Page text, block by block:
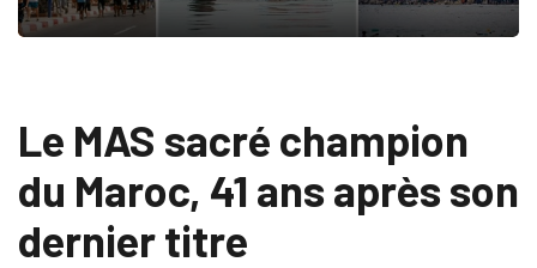
Le MAS sacré champion
du Maroc, 41 ans après son
dernier titre